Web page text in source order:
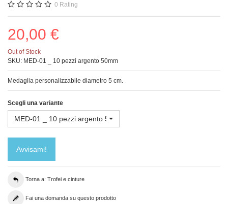
0 Rating
20,00 €
Out of Stock
SKU: MED-01 _ 10 pezzi argento 50mm
Medaglia personalizzabile diametro 5 cm.
Scegli una variante
MED-01 _ 10 pezzi argento 50mm
Avvisami!
Torna a: Trofei e cinture
Fai una domanda su questo prodotto